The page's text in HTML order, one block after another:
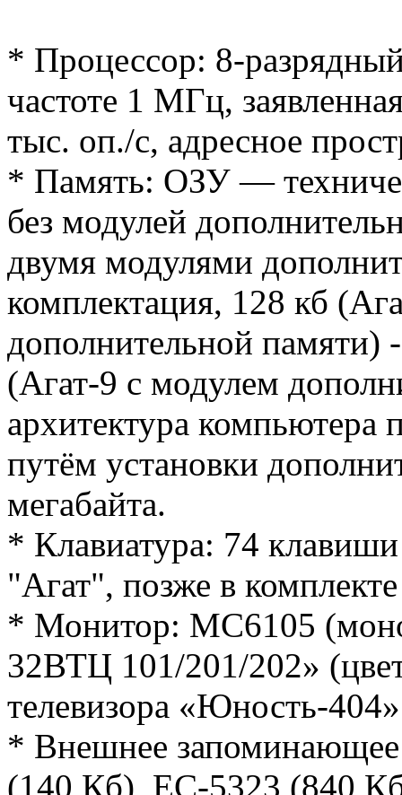
* Процессор: 8-
частоте 1 МГц,
тыс. оп./с, адресное
* Память: ОЗУ —
без модулей
двумя модулями
комплектация, 128 кб
дополнительной памяти)
(Агат-9 с модулем
архитектура компьютера
путём установки
мегабайта.
* Клавиатура: 74
"Агат", позже в
* Монитор: МС6105
32ВТЦ 101/201/202»
телевизора «Юность-
* Внешнее
(140 Кб), ЕС-5323 (840